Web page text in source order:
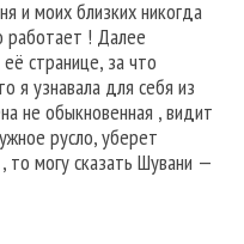
и моих близких никогда
работает ! Далее
странице, за что
узнавала для себя из
не обыкновенная , видит
русло, уберет
то могу сказать Шувани —